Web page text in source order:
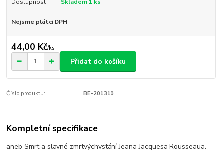
Dostupnost Skladem 1 ks
Nejsme plátci DPH
44,00 Kč/ks
Přidat do košíku
Číslo produktu: BE-201310
Kompletní specifikace
aneb Smrt a slavné zmrtvýchvstání Jeana Jacquesa Rousseaua.